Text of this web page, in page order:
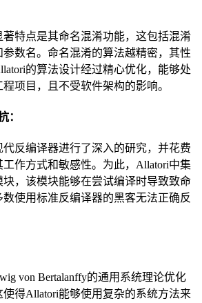
著特点是其命名混淆功能，这包括混淆
参数名。命名混淆的算法越精密，其性
的算法设计经过精心优化，能够处
项目，且不受软件架构的影响。
：
代反编译器进行了深入的研究，并花费
工作方式和敏感性。为此，Allatori中集
块，该模块能够在尝试编译时导致致命
使用标准反编译器的黑客无法正确反
von Bertalanffy的通用系统理论优化
使得Allatori能够使用复杂的系统方法来